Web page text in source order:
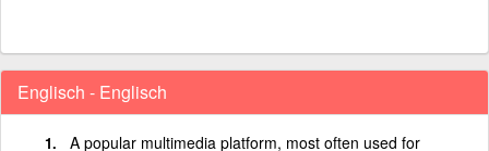
Englisch - Englisch
A popular multimedia platform, most often used for